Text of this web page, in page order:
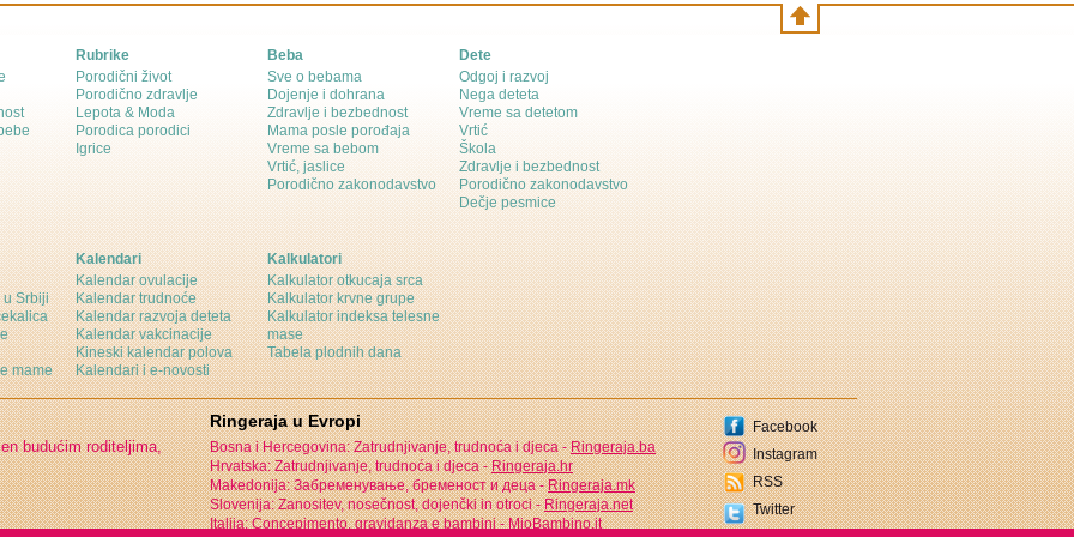
Rubrike
Porodični život
Porodično zdravlje
Lepota & Moda
Porodica porodici
Igrice
Beba
Sve o bebama
Dojenje i dohrana
Zdravlje i bezbednost
Mama posle porođaja
Vreme sa bebom
Vrtić, jaslice
Porodično zakonodavstvo
Dete
Odgoj i razvoj
Nega deteta
Vreme sa detetom
Vrtić
Škola
Zdravlje i bezbednost
Porodično zakonodavstvo
Dečje pesmice
u Srbiji
mame
Kalendari
Kalendar ovulacije
Kalendar trudnoće
Kalendar razvoja deteta
Kalendar vakcinacije
Kineski kalendar polova
Kalendari i e-novosti
Kalkulatori
Kalkulator otkucaja srca
Kalkulator krvne grupe
Kalkulator indeksa telesne
mase
Tabela plodnih dana
budućim roditeljima,
Ringeraja u Evropi
Bosna i Hercegovina: Zatrudnjivanje, trudnoća i djeca -Ringeraja.ba
Hrvatska: Zatrudnjivanje, trudnoća i djeca -Ringeraja.hr
Makedonija: Забременување, бременост и деца -Ringeraja.mk
Slovenija: Zanositev, nosečnost, dojenčki in otroci -Ringeraja.net
Italija: Concepimento, gravidanza e bambini -MioBambino.it
Facebook
Instagram
RSS
Twitter